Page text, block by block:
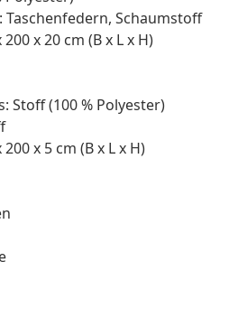
Schaumstoff
x 20 cm (B x L x H)
Stoff (100 % Polyester)
x 5 cm (B x L x H)